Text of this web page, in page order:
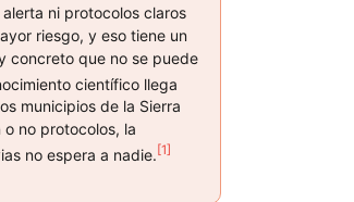
ni protocolos claros
riesgo, y eso tiene un
concreto que no se puede
científico llega
municipios de la Sierra
no protocolos, la
no espera a nadie. [1]